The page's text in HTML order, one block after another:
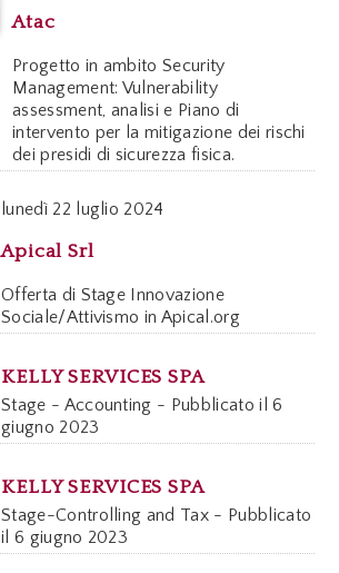
Atac
Progetto in ambito Security
Management: Vulnerability
assessment, analisi e Piano di
intervento per la mitigazione dei rischi
dei presidi di sicurezza fisica.
lunedì22 luglio 2024
Apical Srl
Offerta di Stage Innovazione
Sociale/Attivismo in Apical.org
KELLY SERVICES SPA
Stage - Accounting - Pubblicato il 6
giugno 2023
KELLY SERVICES SPA
Stage-Controlling and Tax - Pubblicato
il 6 giugno 2023